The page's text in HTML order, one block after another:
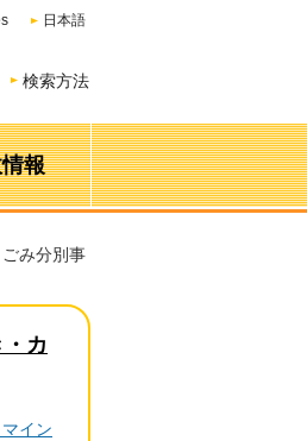
日本語
検索方法
報
み分別事
カ
イン